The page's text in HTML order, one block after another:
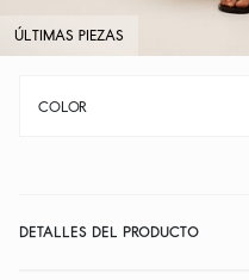
ÚLTIMAS PIEZAS
COLOR
DETALLES DEL PRODUCTO